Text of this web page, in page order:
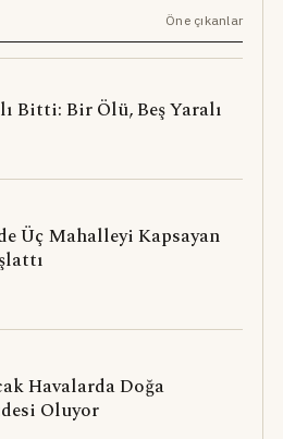
Öne çıkanlar
Bitti: Bir Ölü, Beş Yaralı
Üç Mahalleyi Kapsayan
Havalarda Doğa
Oluyor